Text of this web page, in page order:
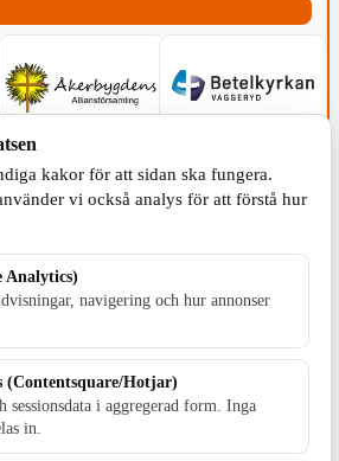
kakor för att sidan ska fungera.
vi också analys för att förstå hur
Analytics)
navigering och hur annonser
(Contentsquare/Hotjar)
sessionsdata i aggregerad form. Inga
in.